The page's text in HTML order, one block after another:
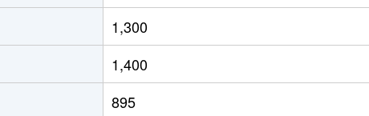
1,300
1,400
895